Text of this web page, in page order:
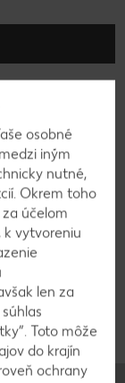
osobné
iným
nutné,
Okrem toho
účelom
k vytvoreniu
len za
Toto môže
do krajín
ochrany